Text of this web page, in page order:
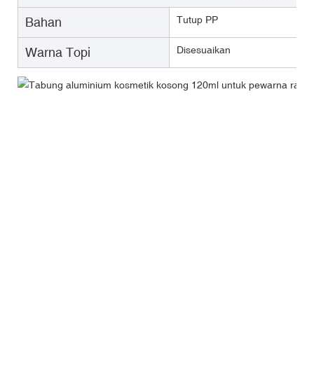
Bahan Tutup PP
Warna Topi Disesuaikan